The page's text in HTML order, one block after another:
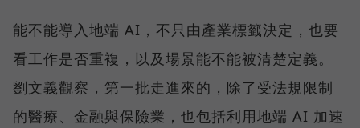
能不能導入地端 AI，不只由產業標籤決定，也要
看工作是否重複，以及場景能不能被清楚定義。
劉文義觀察，第一批走進來的，除了受法規限制
的醫療、金融與保險業，也包括利用地端 AI 加速